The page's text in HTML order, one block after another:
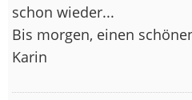
schon wieder...
Bis morgen, einen
Karin